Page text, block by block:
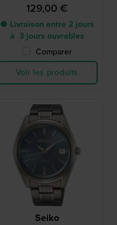
129,00 €
● Livraison entre 2 jours
à 3 jours ouvrables
Comparer
Voir les produits
Seiko